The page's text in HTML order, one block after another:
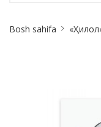
Breadcrumb
Bosh sahifa